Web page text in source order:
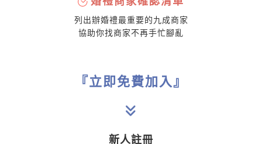
列出辦婚禮最重要的九成商家
協助你找商家不再手忙腳亂
『立即免費加入』
新人註冊